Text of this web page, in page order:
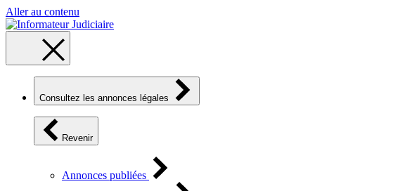
Aller au contenu
Consultez les annonces légales
Revenir
Annonces publiées